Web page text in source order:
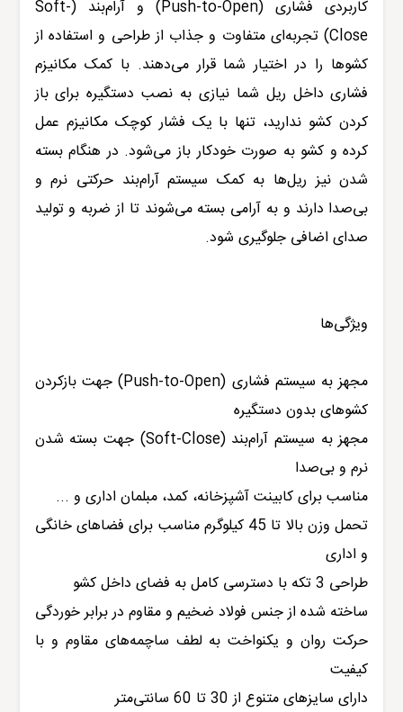
کاربردی فشاری (Push-to-Open) و آرام‌بند (Soft-
Close) تجربه‌ای متفاوت و جذاب از طراحی و استفاده از
کشو‌ها را در اختیار شما قرار می‌دهند. با کمک مکانیزم
فشاری داخل ریل‌ شما نیازی به نصب دستگیره برای باز
کردن کشو‌ ندارید، تنها با یک فشار کوچک مکانیزم عمل
کرده و کشو به صورت خودکار باز می‌شود. در هنگام بسته
شدن نیز ریل‌ها به کمک سیستم آرام‌بند حرکتی نرم و
بی‌صدا دارند و به آرامی بسته می‌شوند تا از ضربه و تولید
صدای اضافی جلوگیری شود.
ویژگی‌ها
مجهز به سیستم فشاری (Push-to-Open) جهت باز‌کردن
کشو‌های بدون دستگیره
مجهز به سیستم آرام‌بند (Soft-Close) جهت بسته شدن
نرم و بی‌صدا
مناسب برای کابینت آشپزخانه، کمد، مبلمان اداری و ...
تحمل وزن بالا تا 45 کیلو‌گرم مناسب برای فضاهای خانگی
و اداری
طراحی 3 تکه با دسترسی کامل به فضای داخل کشو
ساخته شده از جنس فولاد ضخیم و مقاوم در برابر خوردگی
حرکت روان و یکنواخت به لطف ساچمه‌‌های مقاوم و با
کیفیت
دارای سایز‌های متنوع از 30 تا 60 سانتی‌متر